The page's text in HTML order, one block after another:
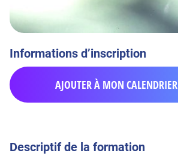
Informations d’inscription
AJOUTER À MON CALENDRIER
Descriptif de la formation